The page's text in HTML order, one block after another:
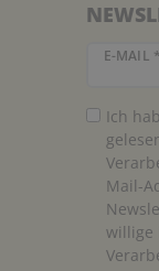
E-MAIL
Ich
Mail-
willige